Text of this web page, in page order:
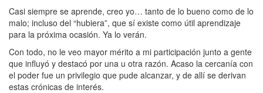
Casi siempre se aprende, creo yo… tanto de lo bueno como de lo
malo; incluso del “hubiera”, que sí existe como útil aprendizaje
para la próxima ocasión. Ya lo verán.
Con todo, no le veo mayor mérito a mi participación junto a gente
que influyó y destacó por una u otra razón. Acaso la cercanía con
el poder fue un privilegio que pude alcanzar, y de allí se derivan
estas crónicas de interés.